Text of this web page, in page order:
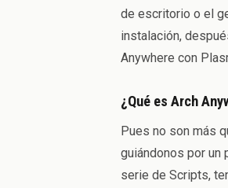
de escritorio o el
instalación,
Anywhere con
¿Qué es Arch
Pues no son más
guiándonos por un
serie de Scripts,